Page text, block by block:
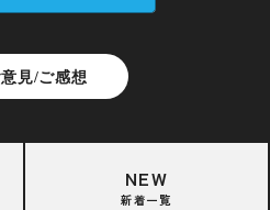
NEW
新着一覧